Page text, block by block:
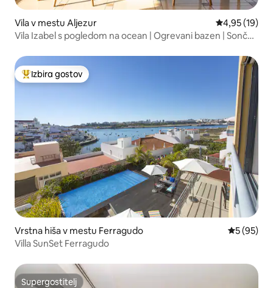
Vila v mestu Aljezur Povprečna
4,95 (19)
Vila Izabel s pogledom na ocean | Ogrevani bazen | Sončni
Najbolj priljubljena prenočišča z značko »Izbira gostov«
Izbira gostov
Vrstna hiša v mestu Ferragudo
5 (95)
Villa SunSet Ferragudo
Supergostitelj